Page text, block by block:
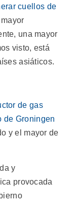
cuellos de
una mayor
visto, está
asiáticos.
de gas
de Groningen
y el mayor de
y
provocada